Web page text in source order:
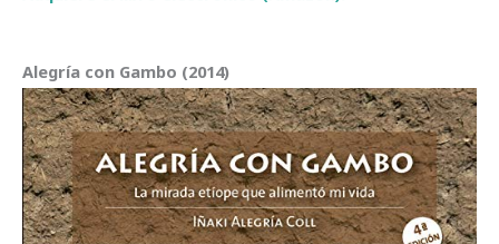
Alegría con Gambo (2014)